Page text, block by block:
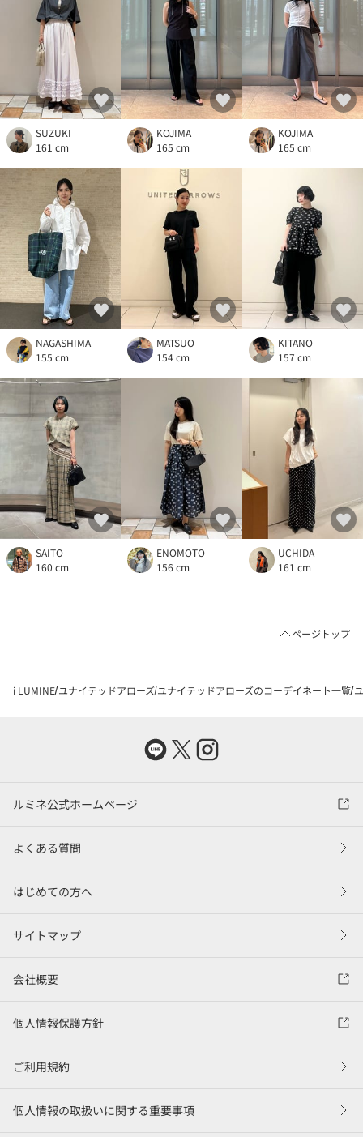
SUZUKI
161 cm
KOJIMA
165 cm
KOJIMA
165 cm
NAGASHIMA
155 cm
MATSUO
154 cm
KITANO
157 cm
SAITO
160 cm
ENOMOTO
156 cm
UCHIDA
161 cm
ページトップ
i LUMINE ユナイテッドアローズ ユナイテッドアローズのコーデイネート一覧
ルミネ公式ホームページ
よくある質問
はじめての方へ
サイトマップ
会社概要
個人情報保護方針
ご利用規約
個人情報の取扱いに関する重要事項